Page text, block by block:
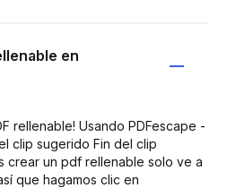
en
rellenable! Usando PDFescape -
clip sugerido Fin del clip
crear un pdf rellenable solo ve a
que hagamos clic en